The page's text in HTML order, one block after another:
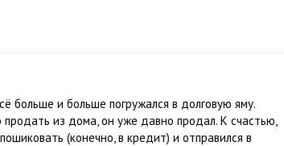
больше и больше погружался в долговую яму.
из дома, он уже давно продал. К счастью,
(конечно, в кредит) и отправился в